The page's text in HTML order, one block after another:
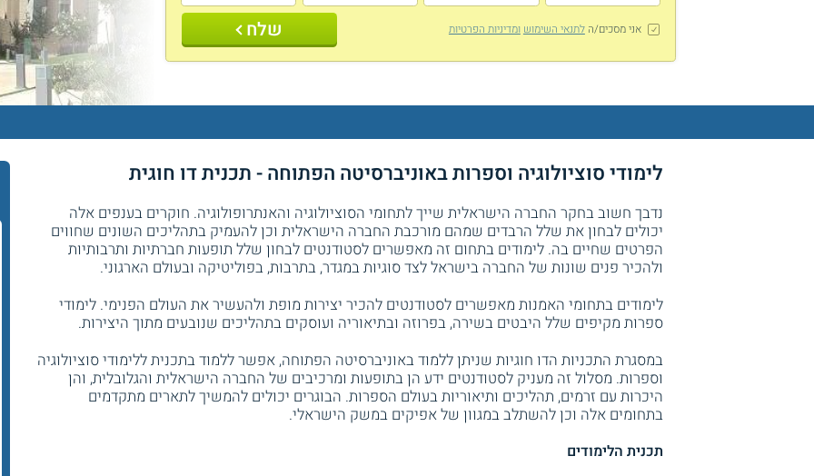
אני מסכים/הלתנאי השימוש ומדיניות הפרטיות שלח
לימודי סוציולוגיה וספרות באוניברסיטה הפתוחה - תכנית דו חוגית
נדבך חשוב בחקר החברה הישראלית שייך לתחומי הסוציולוגיה והאנתרופולוגיה. חוקרים בענפים אלה
יכולים לבחון את שלל הרבדים שמהם מורכבת החברה הישראלית וכן להעמיק בתהליכים השונים שחווים
הפרטים שחיים בה. לימודים בתחום זה מאפשרים לסטודנטים לבחון שלל תופעות חברתיות ותרבותיות
ולהכיר פנים שונות של החברה בישראל לצד סוגיות במגדר, בתרבות, בפוליטיקה ובעולם הארגוני.
לימודים בתחומי האמנות מאפשרים לסטודנטים להכיר יצירות מופת ולהעשיר את העולם הפנימי. לימודי
ספרות מקיפים שלל היבטים בשירה, בפרוזה ובתיאוריה ועוסקים בתהליכים שנובעים מתוך היצירות.
במסגרת התכניות הדו חוגיות שניתן ללמוד באוניברסיטה הפתוחה, אפשר ללמוד בתכנית ללימודי סוציולוגיה
וספרות. מסלול זה מעניק לסטודנטים ידע הן בתופעות ומרכיבים של החברה הישראלית והגלובלית, והן
היכרות עם זרמים, תהליכים ותיאוריות בעולם הספרות. הבוגרים יכולים להמשיך לתארים מתקדמים
בתחומים אלה וכן להשתלב במגוון של אפיקים במשק הישראלי.
תכנית הלימודים